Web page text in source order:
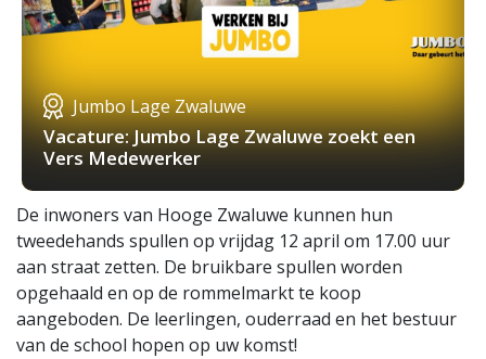
Jumbo Lage Zwaluwe
Vacature: Jumbo Lage Zwaluwe zoekt een
Vers Medewerker
De inwoners van Hooge Zwaluwe kunnen hun
tweedehands spullen op vrijdag 12 april om 17.00 uur
aan straat zetten. De bruikbare spullen worden
opgehaald en op de rommelmarkt te koop
aangeboden. De leerlingen, ouderraad en het bestuur
van de school hopen op uw komst!